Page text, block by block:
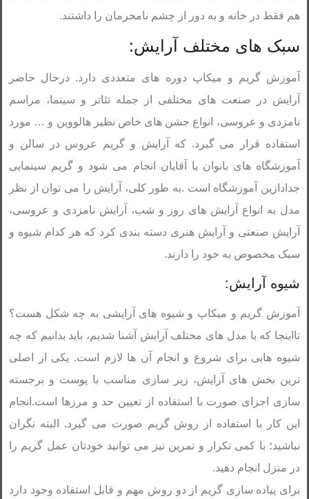
هم فقط در خانه و به دور از چشم نامحرمان را داشتند.
سبک های مختلف آرایش:
آموزش گریم و میکاپ دوره های متعددی دارد. درحال حاضر
آرایش در صنعت های مختلفی از جمله تئاتر و سینما، مراسم
نامزدی و عروسی، انواع جشن های خاص نظیر هالووین و … مورد
استفاده قرار می گیرد. که آرایش و گریم عروس در سالن و
آموزشگاه های بانوان یا آقایان انجام می شود و گریم سینمایی
جدادازین آموزشگاه است .به طور کلی، آرایش را می توان از نظر
مدل به انواع آرایش های روز و شب، آرایش نامزدی و عروسی،
آرایش صنعتی و آرایش هنری دسته بندی کرد که هر کدام شیوه و
سبک مخصوص به خود را دارند.
شیوه آرایش:
آموزش گریم و میکاپ و شیوه های آرایشی به چه شکل هست؟
تااینجا که با مدل های مختلف آرایش آشنا شدیم، باید بدانیم که چه
شیوه هایی برای شروع و انجام آن ها لازم است. یکی از اصلی
ترین بخش های آرایش، زیر سازی مناسب با پوست و برجسته
سازی اجزای صورت با استفاده از تعیین حد و مرزها است.انجام
این کار با استفاده از روش گریم صورت می گیرد. البته نگران
نباشید؛ با کمی تکرار و تمرین نیز می توانید خودتان عمل گریم را
در منزل انجام دهید.
برای پیاده سازی گریم از دو روش مهم و قابل استفاده وجود دارد